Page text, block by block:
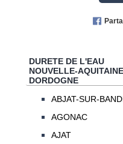
DURETE DE L'EAU
NOUVELLE-AQUITAINE
DORDOGNE
ABJAT-SUR-
AGONAC
AJAT